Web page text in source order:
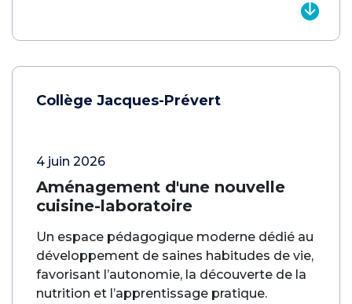
Collège Jacques-Prévert
4 juin 2026
Aménagement d'une nouvelle
cuisine-laboratoire
Un espace pédagogique moderne dédié au
développement de saines habitudes de vie,
favorisant l’autonomie, la découverte de la
nutrition et l’apprentissage pratique.